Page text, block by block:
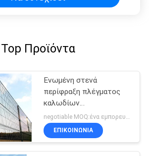
Top Προϊόντα
Ενωμένη στενά
περίφραξη πλέγματος
καλωδίων
αποσυνθέσεων απόδειξη
ΕΠΙΚΟΙΝΩΝΙΑ